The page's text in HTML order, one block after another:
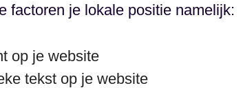
factoren je lokale positie namelijk:
op je website
tekst op je website